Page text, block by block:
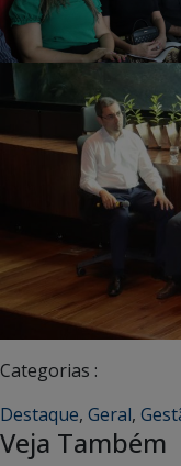
Categorias :
Destaque, Geral,
Veja Também